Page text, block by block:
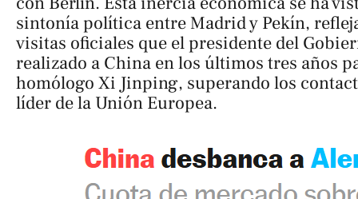
sintonía política entre Madrid y Pekín,
visitas oficiales que el presidente del
realizado a China en los últimos tres años
homólogo Xi Jinping, superando los
líder de la Unión Europea.